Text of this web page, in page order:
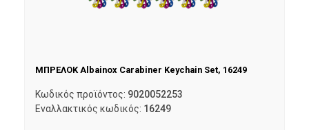
ΜΠΡΕΛΟΚ Albainox Carabiner Keychain Set, 16249
Κωδικός προϊόντος: 9020052253
Εναλλακτικός κωδικός: 16249